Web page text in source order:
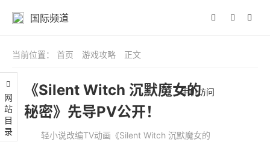
国际频道
网站目录
当前位置： 首页 游戏攻略 正文
《Silent Witch 沉默魔女的
秘密》先导PV公开！
手机访问
轻小说改编TV动画《Silent Witch 沉默魔女的